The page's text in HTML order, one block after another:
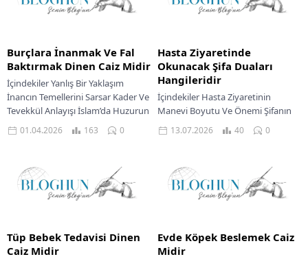
Burçlara İnanmak Ve Fal
Baktırmak Dinen Caiz Midir
İçindekiler Yanlış Bir Yaklaşım
İnancın Temellerini Sarsar Kader Ve
Tevekkül Anlayışı İslam’da Huzurun
Gerçek Kaynağı İnsanlık tarihi
boyunca bilinmeyene duyulan...
01.04.2026 163 0
Hasta Ziyaretinde
Okunacak Şifa Duaları
Hangileridir
İçindekiler Hasta Ziyaretinin
Manevi Boyutu Ve Önemi Şifanın
Kaynağı Ve Duayla İsteme Adabı
Peygamber Efendimizin Şifa Duası
13.07.2026 40 0
Tüp Bebek Tedavisi Dinen
Caiz Midir
Evde Köpek Beslemek Caiz
Midir